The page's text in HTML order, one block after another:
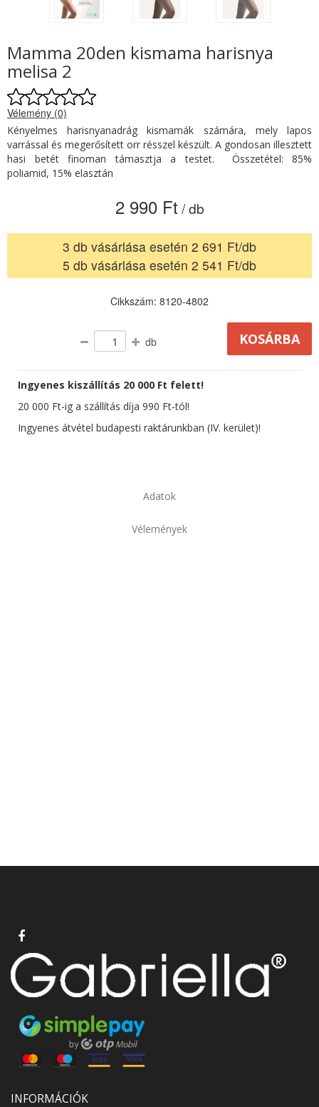
Mamma 20den kismama harisnya
melisa 2
Vélemény (0)
Kényelmes harisnyanadrág kismamák számára, mely lapos
varrással és megerősített orr résszel készült. A gondosan illesztett
hasi betét finoman támasztja a testet. Összetétel: 85%
poliamid, 15% elasztán
2 990 Ft / db
3 db vásárlása esetén 2 691 Ft/db
5 db vásárlása esetén 2 541 Ft/db
Cikkszám: 8120-4802
db
Ingyenes kiszállítás 20 000 Ft felett!
20 000 Ft-ig a szállítás díja 990 Ft-tól!
Ingyenes átvétel budapesti raktárunkban (IV. kerület)!
Adatok
Vélemények
INFORMÁCIÓK